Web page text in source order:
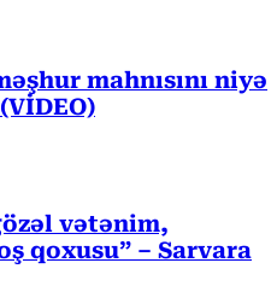
mahnısını niyə
vətənim,
qoxusu” – Sarvara